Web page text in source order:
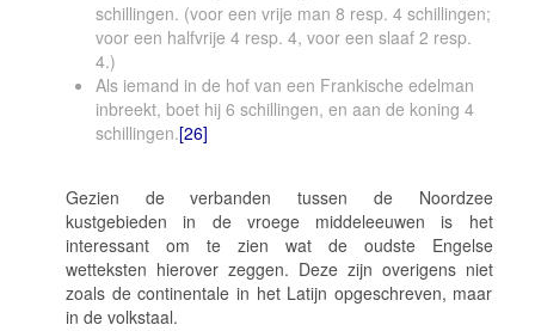
schillingen. (voor een vrije man 8 resp. 4 schillingen;
voor een halfvrije 4 resp. 4, voor een slaaf 2 resp.
4.)
Als iemand in de hof van een Frankische edelman
inbreekt, boet hij 6 schillingen, en aan de koning 4
schillingen.[26]
Gezien de verbanden tussen de Noordzee
kustgebieden in de vroege middeleeuwen is het
interessant om te zien wat de oudste Engelse
wetteksten hierover zeggen. Deze zijn overigens niet
zoals de continentale in het Latijn opgeschreven, maar
in de volkstaal.